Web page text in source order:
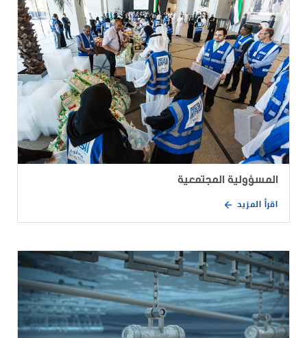
المسؤولية المجتمعية
اقرأ المزيد